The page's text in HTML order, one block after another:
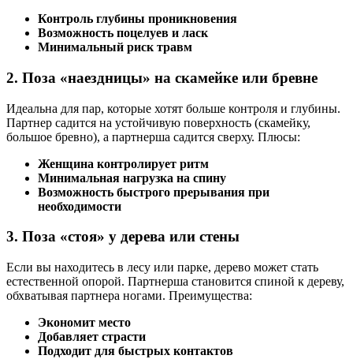
Контроль глубины проникновения
Возможность поцелуев и ласк
Минимальный риск травм
2. Поза «наездницы» на скамейке или бревне
Идеальна для пар, которые хотят больше контроля и глубины.
Партнер садится на устойчивую поверхность (скамейку,
большое бревно), а партнерша садится сверху. Плюсы:
Женщина контролирует ритм
Минимальная нагрузка на спину
Возможность быстрого прерывания при
необходимости
3. Поза «стоя» у дерева или стены
Если вы находитесь в лесу или парке, дерево может стать
естественной опорой. Партнерша становится спиной к дереву,
обхватывая партнера ногами. Преимущества:
Экономит место
Добавляет страсти
Подходит для быстрых контактов